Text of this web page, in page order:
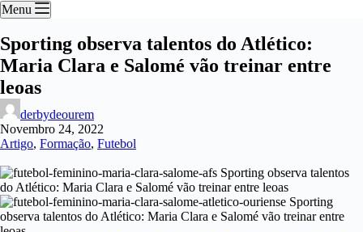
Menu
Sporting observa talentos do Atlético:
Maria Clara e Salomé vão treinar entre
leoas
derbydeourem
Novembro 24, 2022
Artigo, Formação, Futebol